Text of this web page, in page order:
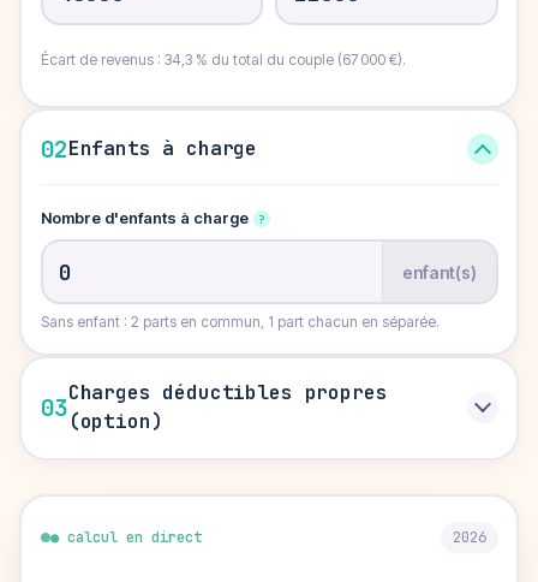
Écart de revenus : 34,3 % du total du couple (67 000 €).
02Enfants à charge
Nombre d'enfants à charge ?
enfant(s)
Sans enfant : 2 parts en commun, 1 part chacun en séparée.
03Charges déductibles propres
(option)
● calcul en direct 2026